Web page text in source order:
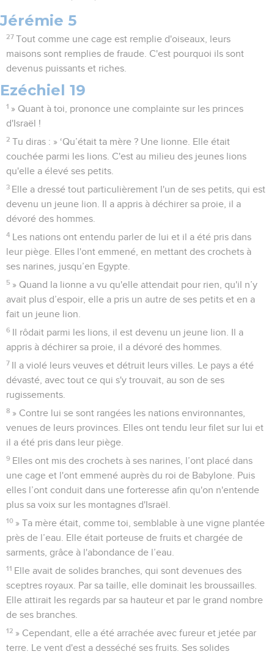
Jérémie 5
27 Tout comme une cage est remplie d'oiseaux, leurs
maisons sont remplies de fraude. C'est pourquoi ils sont
devenus puissants et riches.
Ezéchiel 19
1 » Quant à toi, prononce une complainte sur les princes
d'Israël !
2 Tu diras : » ‘Qu’était ta mère ? Une lionne. Elle était
couchée parmi les lions. C'est au milieu des jeunes lions
qu'elle a élevé ses petits.
3 Elle a dressé tout particulièrement l'un de ses petits, qui est
devenu un jeune lion. Il a appris à déchirer sa proie, il a
dévoré des hommes.
4
Les nations ont entendu parler de lui et il a été pris dans
leur piège. Elles l'ont emmené, en mettant des crochets à
ses narines, jusqu’en Egypte.
5 » Quand la lionne a vu qu'elle attendait pour rien, qu'il n’y
avait plus d’espoir, elle a pris un autre de ses petits et en a
fait un jeune lion.
6
Il rôdait parmi les lions, il est devenu un jeune lion. Il a
appris à déchirer sa proie, il a dévoré des hommes.
7
Il a violé leurs veuves et détruit leurs villes. Le pays a été
dévasté, avec tout ce qui s'y trouvait, au son de ses
rugissements.
8 » Contre lui se sont rangées les nations environnantes,
venues de leurs provinces. Elles ont tendu leur filet sur lui et
il a été pris dans leur piège.
9 Elles ont mis des crochets à ses narines, l’ont placé dans
une cage et l'ont emmené auprès du roi de Babylone. Puis
elles l’ont conduit dans une forteresse afin qu'on n'entende
plus sa voix sur les montagnes d'Israël.
10 » Ta mère était, comme toi, semblable à une vigne plantée
près de l’eau. Elle était porteuse de fruits et chargée de
sarments, grâce à l'abondance de l’eau.
11 Elle avait de solides branches, qui sont devenues des
sceptres royaux. Par sa taille, elle dominait les broussailles.
Elle attirait les regards par sa hauteur et par le grand nombre
de ses branches.
12 » Cependant, elle a été arrachée avec fureur et jetée par
terre. Le vent d'est a desséché ses fruits. Ses solides